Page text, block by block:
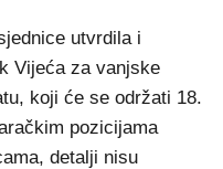
utvrdila i
Vijeća za vanjske
koji će se održati 18.
pozicijama
detalji nisu